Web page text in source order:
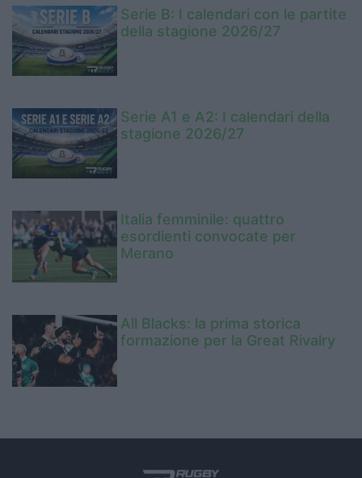
Serie B: I calendari con le partite
della stagione 2026/27
Serie A1 e A2: I calendari della
stagione 2026/27
Italia femminile: quattro
esordienti convocate per
Merano
All Blacks: la prima storica
formazione per la Great Rivalry